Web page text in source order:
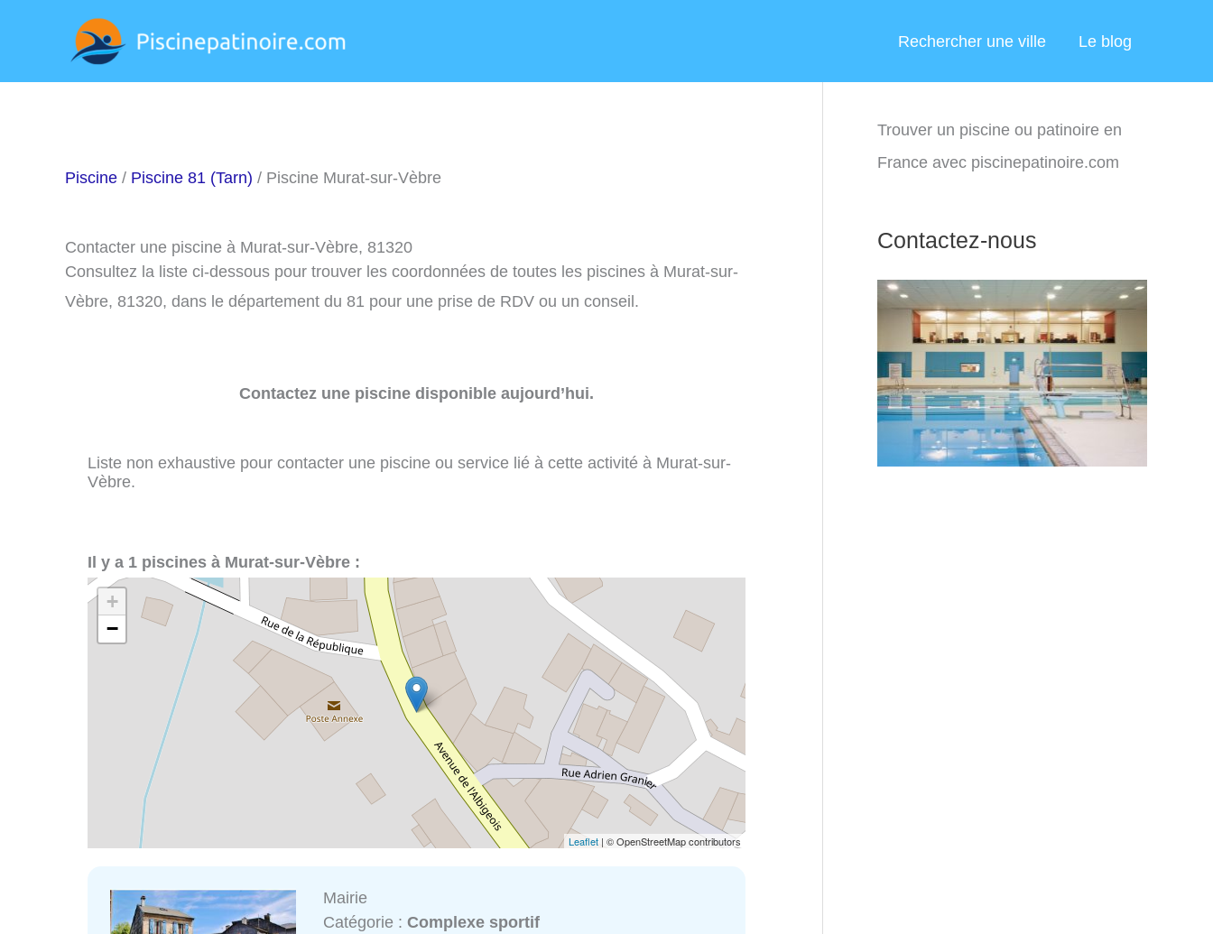
Rechercher une ville Le blog
Piscine / Piscine 81 (Tarn) / Piscine Murat-sur-Vèbre
Contacter une piscine à Murat-sur-Vèbre, 81320
Consultez la liste ci-dessous pour trouver les coordonnées de toutes les piscines à Murat-sur-
Vèbre, 81320, dans le département du 81 pour une prise de RDV ou un conseil.
Contactez une piscine disponible aujourd’hui.
Liste non exhaustive pour contacter une piscine ou service lié à cette activité à Murat-sur-
Vèbre.
Il y a 1 piscines à Murat-sur-Vèbre :
+
−
Leaflet | © OpenStreetMap contributors
Mairie
Catégorie :Complexe sportif
Trouver un piscine ou patinoire en
France avec piscinepatinoire.com
Contactez-nous